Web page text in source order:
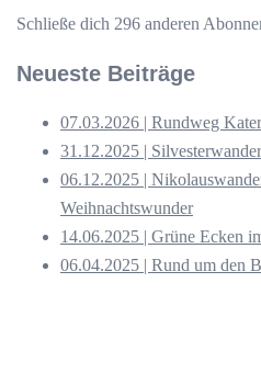
Schließe dich 296 anderen
Neueste Beiträge
07.03.2026 | Rundweg
31.12.2025 |
06.12.2025 |
Weihnachtswunder
14.06.2025 | Grüne Ecken
06.04.2025 | Rund um den